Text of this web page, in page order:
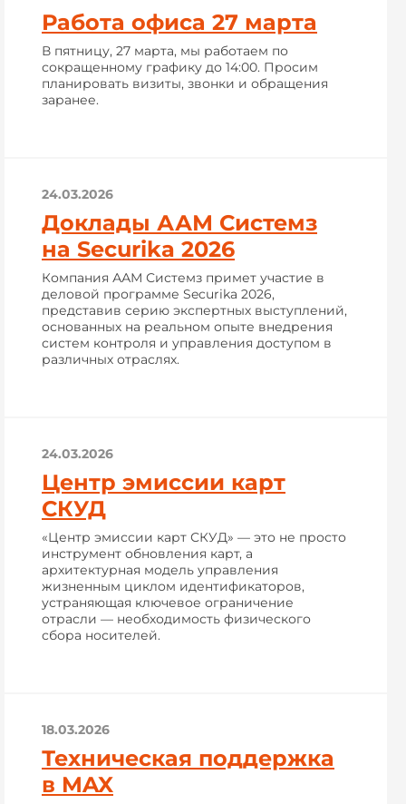
Работа офиса 27 марта
В пятницу, 27 марта, мы работаем по
сокращенному графику до 14:00. Просим
планировать визиты, звонки и обращения
заранее.
24.03.2026
Доклады ААМ Системз
на Securika 2026
Компания ААМ Системз примет участие в
деловой программе Securika 2026,
представив серию экспертных выступлений,
основанных на реальном опыте внедрения
систем контроля и управления доступом в
различных отраслях.
24.03.2026
Центр эмиссии карт
СКУД
«Центр эмиссии карт СКУД» — это не просто
инструмент обновления карт, а
архитектурная модель управления
жизненным циклом идентификаторов,
устраняющая ключевое ограничение
отрасли — необходимость физического
сбора носителей.
18.03.2026
Техническая поддержка
в MAX